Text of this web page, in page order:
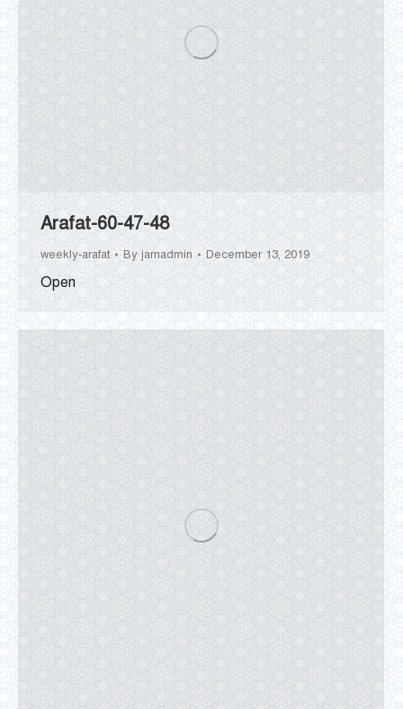
Arafat-60-47-48
weekly-arafat By jamadmin December 13, 2019
Open